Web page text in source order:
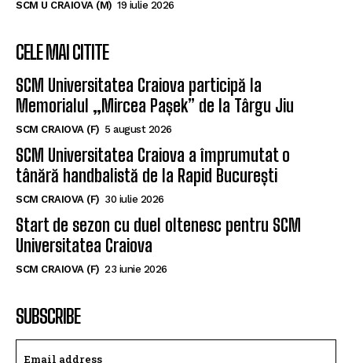
baschetbalist american pentru noul sezon
CELE MAI CITITE
SCM Universitatea Craiova participă la
Memorialul „Mircea Pașek” de la Târgu Jiu
SCM Universitatea Craiova a împrumutat o
tânără handbalistă de la Rapid București
Universitatea Craiova